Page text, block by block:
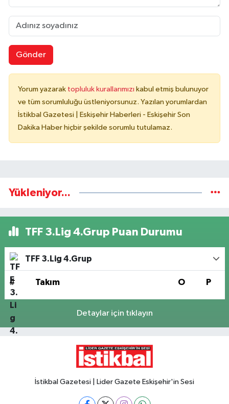
Gönder
Yorum yazarak topluluk kurallarımızı kabul etmiş bulunuyor
ve tüm sorumluluğu üstleniyorsunuz. Yazılan yorumlardan
İstikbal Gazetesi | Eskişehir Haberleri - Eskişehir Son
Dakika Haber hiçbir şekilde sorumlu tutulamaz.
Yükleniyor...
TFF 3.Lig 4.Grup Puan Durumu
TFF 3.Lig 4.Grup
# Takım O P
Detaylar için tıklayın
İstikbal Gazetesi | Lider Gazete Eskişehir'in Sesi